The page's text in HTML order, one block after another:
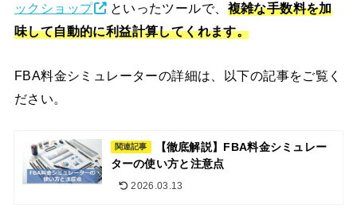
ックショップ
といったツールで、 複雑な手数料を加
味して自動的に利益計算してくれます。
FBA料金シミュレーターの詳細は、以下の記事をご覧く
ださい。
関連記事
【徹底解説】FBA料金シミュレー
ターの使い方と注意点
2026.03.13